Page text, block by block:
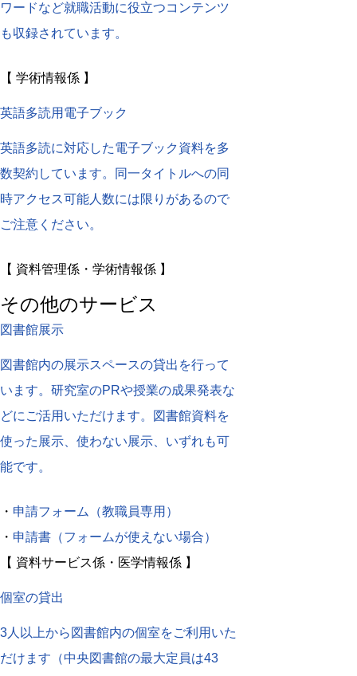
ワードなど就職活動に役立つコンテンツ
も収録されています。
【 学術情報係 】
英語多読用電子ブック
英語多読に対応した電子ブック資料を多
数契約しています。同一タイトルへの同
時アクセス可能人数には限りがあるので
ご注意ください。
【 資料管理係・学術情報係 】
その他のサービス
図書館展示
図書館内の展示スペースの貸出を行って
います。研究室のPRや授業の成果発表な
どにご活用いただけます。図書館資料を
使った展示、使わない展示、いずれも可
能です。
・ 申請フォーム（教職員専用）
・ 申請書（フォームが使えない場合）
【 資料サービス係・医学情報係 】
個室の貸出
3人以上から図書館内の個室をご利用いた
だけます（中央図書館の最大定員は43